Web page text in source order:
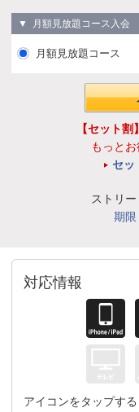
▼ 月額見放題コース入会
月額見放題コース
【セット割】
もっとお
セッ
ストリ
期限
対応情報
アイコンをタップす